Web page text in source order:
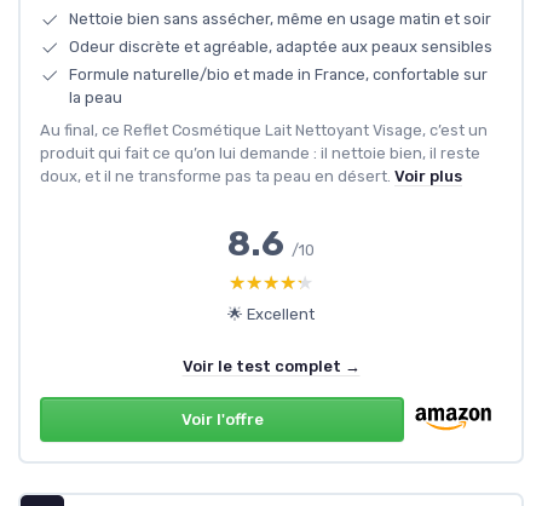
Nettoie bien sans assécher, même en usage matin et soir
Odeur discrète et agréable, adaptée aux peaux sensibles
Formule naturelle/bio et made in France, confortable sur
la peau
Au final, ce Reflet Cosmétique Lait Nettoyant Visage, c’est un
produit qui fait ce qu’on lui demande : il nettoie bien, il reste
doux, et il ne transforme pas ta peau en désert. Voir plus
8.6 /10
★★★★★
★★★★★
🌟 Excellent
Voir le test complet →
Voir l'offre